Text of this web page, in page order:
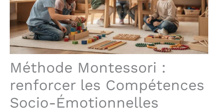
Méthode Montessori :
renforcer les Compétences
Socio-Émotionnelles